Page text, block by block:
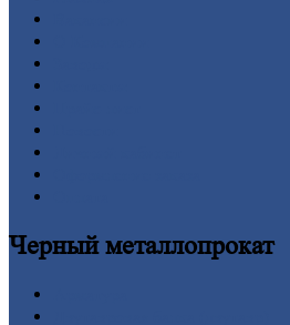
Черныйметаллопрокат